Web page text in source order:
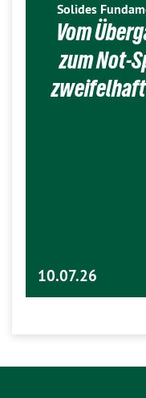
Solides
Vom
zum Not-
10.07.26